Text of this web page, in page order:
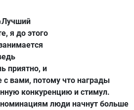
я до этого
приятно, и
с вами, потому что награды
конкуренцию и стимул.
люди начнут больше